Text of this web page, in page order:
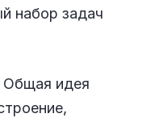
набор задач
Общая идея